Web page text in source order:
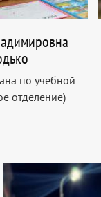
по учебной
отделение)